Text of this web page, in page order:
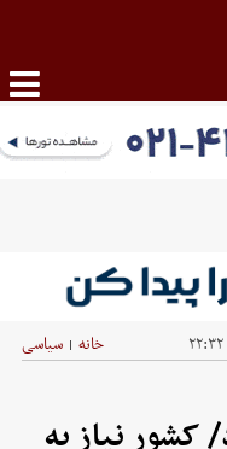
خانه | سیاسی
کشور نیاز به